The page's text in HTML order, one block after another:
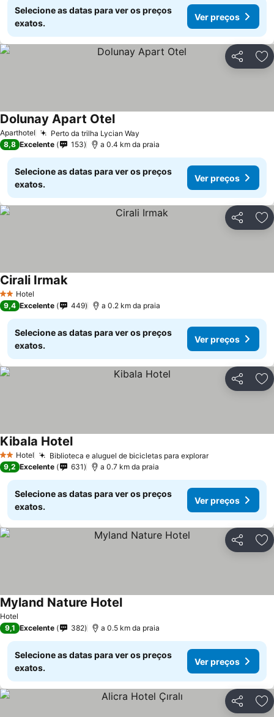
Selecione as datas para ver os preços
exatos.
Ver preços
Partilhar
Aparthotel Perto da trilha Lycian Way
Dolunay Apart Otel
8,8 Excelente 153 a 0.4 km da praia
Selecione as datas para ver os preços
exatos.
Ver preços
Partilhar
2 Estrelas
Hotel
Cirali Irmak
9,4 Excelente 449 a 0.2 km da praia
Selecione as datas para ver os preços
exatos.
Ver preços
Partilhar
2 Estrelas
Hotel Biblioteca e aluguel de bicicletas para explorar
Kibala Hotel
9,2 Excelente 631 a 0.7 km da praia
Selecione as datas para ver os preços
exatos.
Ver preços
Partilhar
Hotel
Myland Nature Hotel
9,1 Excelente 382 a 0.5 km da praia
Selecione as datas para ver os preços
exatos.
Ver preços
Partilhar